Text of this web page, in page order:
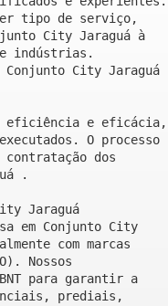
tipo de serviço,
City Jaraguá à
e indústrias.
Conjunto City Jaraguá
eficiência e eficácia,
O processo
dos
.
Jaraguá
em Conjunto City
com marcas
Nossos
para garantir a
prediais,